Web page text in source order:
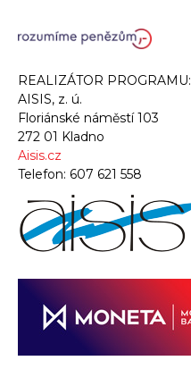
REALIZÁTOR PROGRAMU:
AISIS, z. ú.
Floriánské náměstí 103
272 01 Kladno
Aisis.cz
Telefon: 607 621 558